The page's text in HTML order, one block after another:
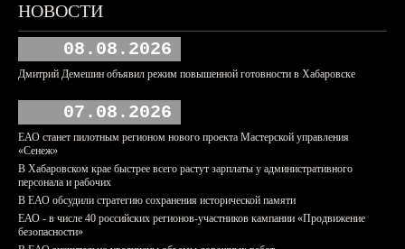
НОВОСТИ
08.08.2026
Дмитрий Демешин объявил режим повышенной готовности в Хабаровске
07.08.2026
ЕАО станет пилотным регионом нового проекта Мастерской управления
«Сенеж»
В Хабаровском крае быстрее всего растут зарплаты у административного
персонала и рабочих
В ЕАО обсудили стратегию сохранения исторической памяти
ЕАО - в числе 40 российских регионов-участников кампании «Продвижение
безопасности»